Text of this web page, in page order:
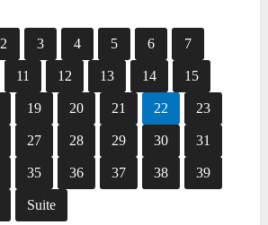
2 3 4 5 6 7
11 12 13 14 15
19 20 21 22 23
27 28 29 30 31
35 36 37 38 39
Suite